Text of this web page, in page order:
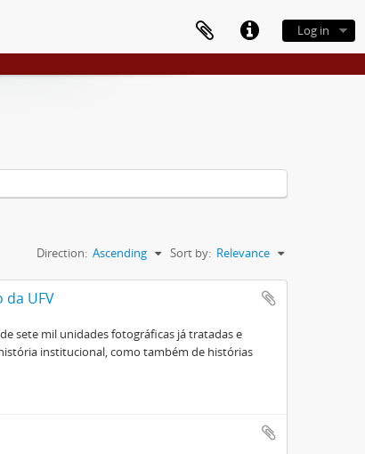
Log in
Sort by: Relevance
Direction: Ascending
UFV
sete mil unidades fotográficas já tratadas e
institucional, como também de histórias